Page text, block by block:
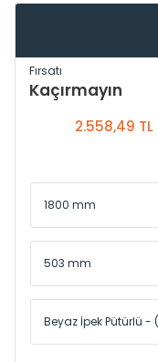
Fırsatı
Kaçırmayın
2.558,49